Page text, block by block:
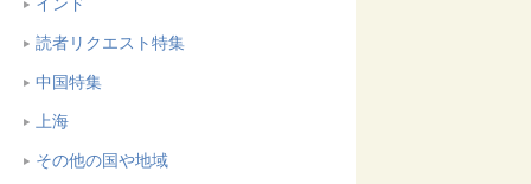
読者リクエスト特集
中国特集
上海
その他の国や地域